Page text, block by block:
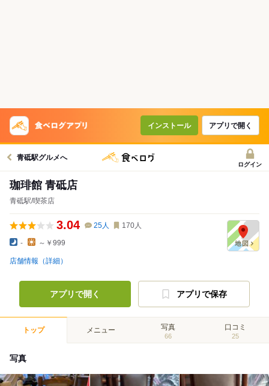
インストール アプリで開く
青砥駅グルメへ
ログイン
珈琲館 青砥店
青砥駅/喫茶店
3.04 25人 170人
- ～￥999
店舗情報（詳細）
アプリで開く アプリで保存
トップ メニュー 写真
66
口コミ
25
写真